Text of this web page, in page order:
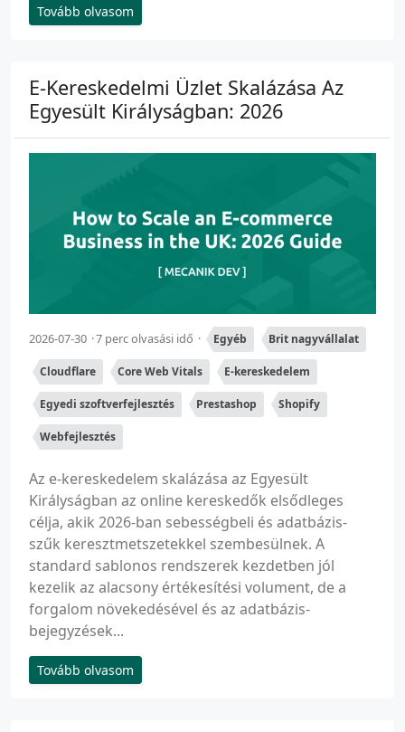
Tovább olvasom
E-Kereskedelmi Üzlet Skalázása Az
Egyesült Királyságban: 2026
2026-07-30 7 perc olvasási idő Egyéb Brit nagyvállalat
Cloudflare Core Web Vitals E-kereskedelem
Egyedi szoftverfejlesztés Prestashop Shopify
Webfejlesztés
Az e-kereskedelem skalázása az Egyesült
Királyságban az online kereskedők elsődleges
célja, akik 2026-ban sebességbeli és adatbázis-
szűk keresztmetszetekkel szembesülnek. A
standard sablonos rendszerek kezdetben jól
kezelik az alacsony értékesítési volument, de a
forgalom növekedésével és az adatbázis-
bejegyzések...
Tovább olvasom